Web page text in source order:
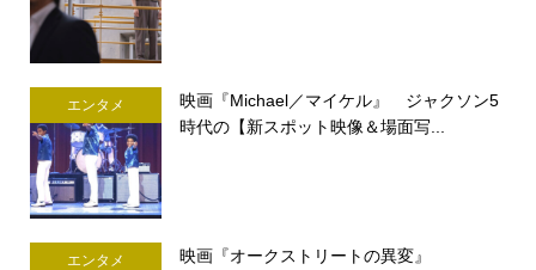
エンタメ
映画『Michael／マイケル』 ジャクソン5
時代の【新スポット映像＆場面写...
エンタメ
映画『オークストリートの異変』